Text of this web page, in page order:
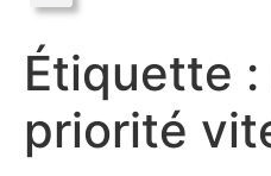
Étiquette :
priorité